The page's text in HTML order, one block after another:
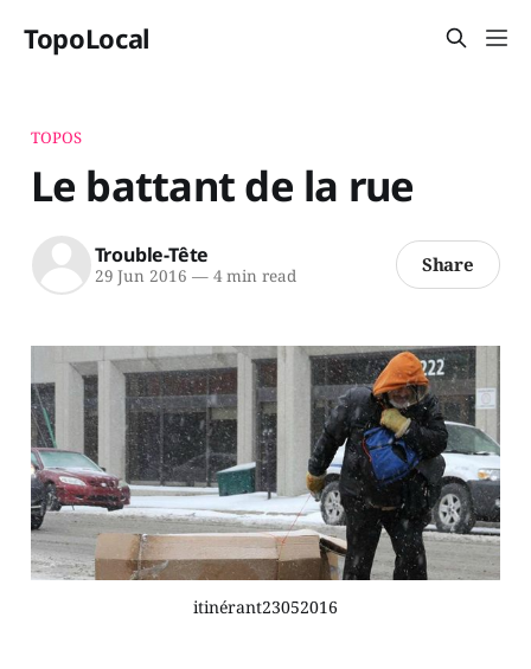
TopoLocal
TOPOS
Le battant de la rue
Trouble-Tête
29 Jun 2016 —4 min read Share
itinérant23052016